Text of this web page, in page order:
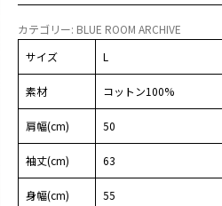
カテゴリー: BLUE ROOM ARCHIVE
サイズ
L
素材 コットン100%
肩幅(cm) 50
袖丈(cm) 63
身幅(cm) 55